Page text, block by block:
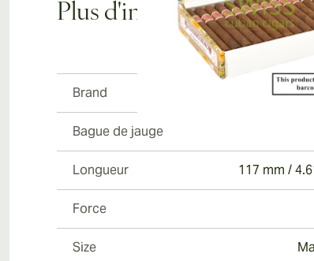
Plus d'informations
Brand
Bague de jauge
Longueur 117 mm /
Force
Size